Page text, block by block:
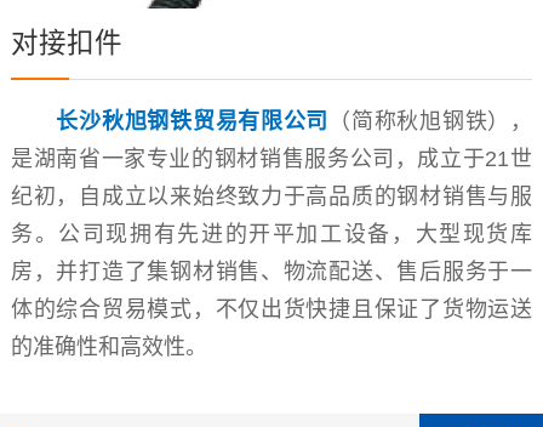
对接扣件
长沙秋旭钢铁贸易有限公司
（简称秋旭钢铁），
是湖南省一家专业的钢材销售服务公司，成立于21世
纪初，自成立以来始终致力于高品质的钢材销售与服
务。公司现拥有先进的开平加工设备，大型现货库
房，并打造了集钢材销售、物流配送、售后服务于一
体的综合贸易模式，不仅出货快捷且保证了货物运送
的准确性和高效性。